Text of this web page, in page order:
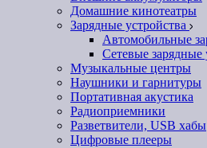
Домашние кинотеатры
Зарядные устройства
Автомобильные
Сетевые зарядные
Музыкальные центры
Наушники и гарнитуры
Портативная акустика
Радиоприемники
Разветвители, USB хабы
Цифровые плееры